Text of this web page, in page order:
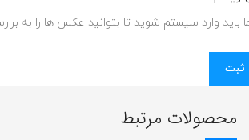
باید وارد سیستم شوید تا بتوانید عکس ها را به
محصولات مرتبط